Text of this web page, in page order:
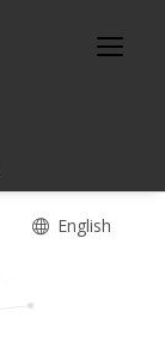
English